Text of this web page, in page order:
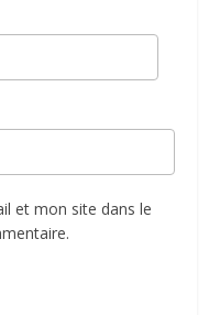
et mon site dans le